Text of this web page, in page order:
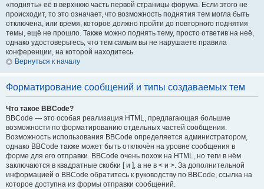
«поднять» её в верхнюю часть первой страницы форума. Если этого не
происходит, то это означает, что возможность поднятия тем могла быть
отключена, или время, которое должно пройти до повторного поднятия
темы, ещё не прошло. Также можно поднять тему, просто ответив на неё,
однако удостоверьтесь, что тем самым вы не нарушаете правила
конференции, на которой находитесь.
Вернуться к началу
Форматирование сообщений и типы создаваемых тем
Что такое BBCode?
BBCode — это особая реализация HTML, предлагающая большие
возможности по форматированию отдельных частей сообщения.
Возможность использования BBCode определяется администратором,
однако BBCode также может быть отключён на уровне сообщения в
форме для его отправки. BBCode очень похож на HTML, но теги в нём
заключаются в квадратные скобки [ и ], а не в < и >. За дополнительной
информацией о BBCode обратитесь к руководству по BBCode, ссылка на
которое доступна из формы отправки сообщений.